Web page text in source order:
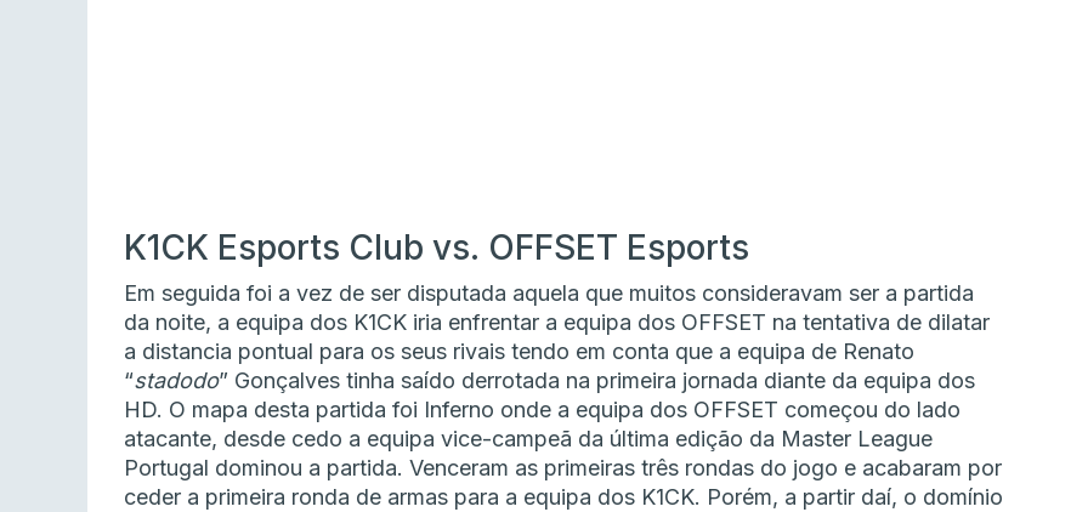
K1CK Esports Club vs. OFFSET Esports
Em seguida foi a vez de ser disputada aquela que muitos consideravam ser a partida
da noite, a equipa dos K1CK iria enfrentar a equipa dos OFFSET na tentativa de dilatar
a distancia pontual para os seus rivais tendo em conta que a equipa de Renato
“stadodo” Gonçalves tinha saído derrotada na primeira jornada diante da equipa dos
HD. O mapa desta partida foi Inferno onde a equipa dos OFFSET começou do lado
atacante, desde cedo a equipa vice-campeã da última edição da Master League
Portugal dominou a partida. Venceram as primeiras três rondas do jogo e acabaram por
ceder a primeira ronda de armas para a equipa dos K1CK. Porém, a partir daí, o domínio